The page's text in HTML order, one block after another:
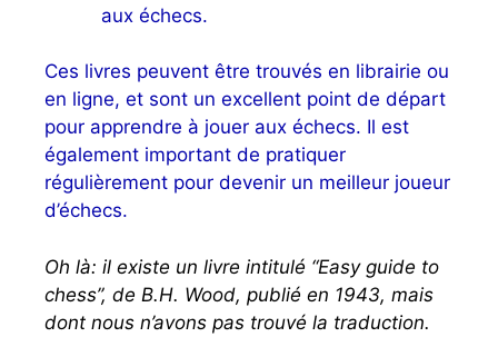
aux échecs.
Ces livres peuvent être trouvés en librairie ou
en ligne, et sont un excellent point de départ
pour apprendre à jouer aux échecs. Il est
également important de pratiquer
régulièrement pour devenir un meilleur joueur
d’échecs.
Oh là: il existe un livre intitulé “Easy guide to
chess”, de B.H. Wood, publié en 1943, mais
dont nous n’avons pas trouvé la traduction.